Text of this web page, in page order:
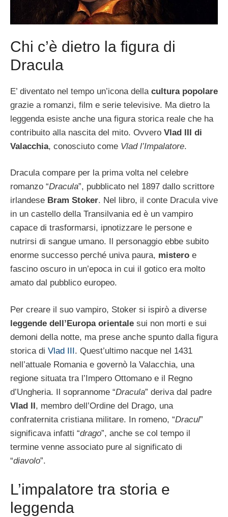
Chi c’è dietro la figura di
Dracula
E’ diventato nel tempo un’icona della cultura popolare
grazie a romanzi, film e serie televisive. Ma dietro la
leggenda esiste anche una figura storica reale che ha
contribuito alla nascita del mito. Ovvero Vlad III di
Valacchia, conosciuto come Vlad l’Impalatore.
Dracula compare per la prima volta nel celebre
romanzo “Dracula”, pubblicato nel 1897 dallo scrittore
irlandese Bram Stoker. Nel libro, il conte Dracula vive
in un castello della Transilvania ed è un vampiro
capace di trasformarsi, ipnotizzare le persone e
nutrirsi di sangue umano. Il personaggio ebbe subito
enorme successo perché univa paura, mistero e
fascino oscuro in un’epoca in cui il gotico era molto
amato dal pubblico europeo.
Per creare il suo vampiro, Stoker si ispirò a diverse
leggende dell’Europa orientale sui non morti e sui
demoni della notte, ma prese anche spunto dalla figura
storica di Vlad III. Quest’ultimo nacque nel 1431
nell’attuale Romania e governò la Valacchia, una
regione situata tra l’Impero Ottomano e il Regno
d’Ungheria. Il soprannome “Dracula” deriva dal padre
Vlad II, membro dell’Ordine del Drago, una
confraternita cristiana militare. In romeno, “Dracul”
significava infatti “drago”, anche se col tempo il
termine venne associato pure al significato di
“diavolo”.
L’impalatore tra storia e
leggenda